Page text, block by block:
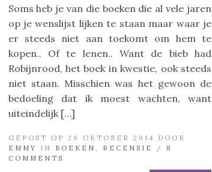
Soms heb je van die boeken die al vele jaren
op je wenslijst lijken te staan maar waar je
er steeds niet aan toekomt om hem te
kopen.. Of te lenen.. Want de bieb had
Robijnrood, het boek in kwestie, ook steeds
niet staan. Misschien was het gewoon de
bedoeling dat ik moest wachten, want
uiteindelijk […]
GEPOST OP 29 OKTOBER 2014 DOOR
EMMY
IN BOEKEN , RECENSIE /
8
COMMENTS